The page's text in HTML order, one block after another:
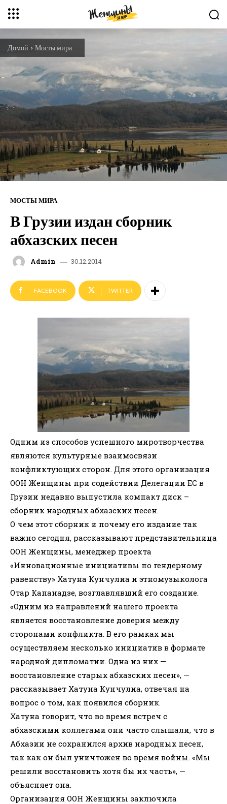
Домой Мосты мира
МОСТЫ МИРА
В Грузии издан сборник
абхазских песен
Admin 30.12.2014
FACEBOOK TWITTER
Одним из способов успешного миротворчества
являются культурные взаимосвязи
конфликтующих сторон. Для этого организация
ООН Женщины при содействии Делегации ЕС в
Грузии недавно выпустила компакт диск –
сборник народных абхазских песен.
О чем этот сборник и почему его издание так
важно сегодня, рассказывают представительница
ООН Женщины, менеджер проекта
«Инновационные инициативы по гендерному
равенству» Хатуна Кунчулиа и этномузыколога
Отар Капанадзе, возглавлявший его создание.
«Одним из направлений нашего проекта
является восстановление доверия между
сторонами конфликта. В его рамках мы
осуществляем несколько инициатив в формате
народной дипломатии. Одна из них —
восстановление старых абхазских песен», —
рассказывает Хатуна Кунчулиа, отвечая на
вопрос о том, как появился сборник.
Хатуна говорит, что во время встреч с
абхазскими коллегами они часто слышали, что в
Абхазии не сохранился архив народных песен,
так как он был уничтожен во время войны. «Мы
решили восстановить хотя бы их часть», —
объясняет она.
Организация ООН Женщины заключила